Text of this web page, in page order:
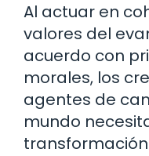
Al actuar en
valores del
acuerdo con
morales, los
agentes de
mundo